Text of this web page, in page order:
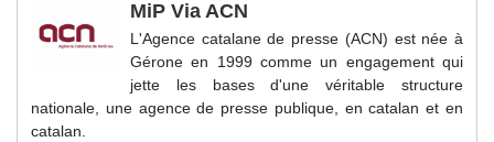
MiP Via ACN
L'Agence catalane de presse (ACN) est née à
Gérone en 1999 comme un engagement qui
jette les bases d'une véritable structure
nationale, une agence de presse publique, en catalan et en
catalan.